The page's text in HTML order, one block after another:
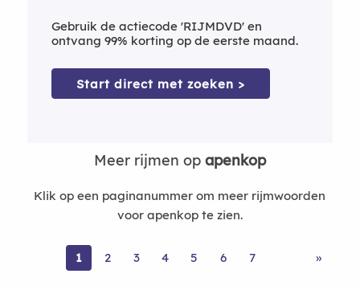
Gebruik de actiecode 'RIJMDVD' en
ontvang 99% korting op de eerste maand.
Start direct met zoeken >
Meer rijmen op apenkop
Klik op een paginanummer om meer rijmwoorden
voor apenkop te zien.
1 2 3 4 5 6 7 »